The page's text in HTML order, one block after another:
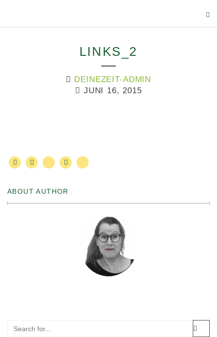
LINKS_2
DEINEZEIT-ADMIN
JUNI 16, 2015
ABOUT AUTHOR